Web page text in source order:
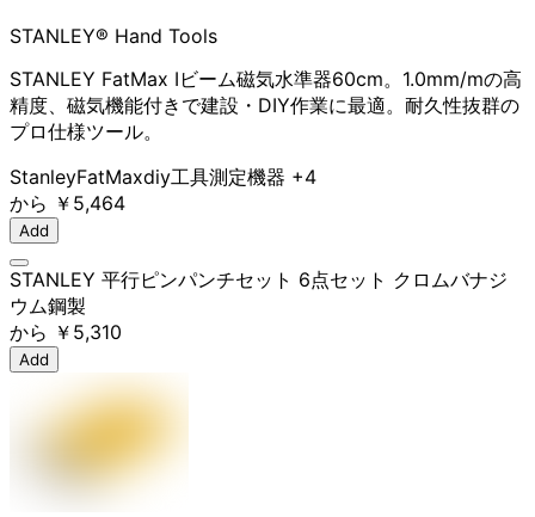
STANLEY® Hand Tools
STANLEY FatMax Iビーム磁気水準器60cm。1.0mm/mの高
精度、磁気機能付きで建設・DIY作業に最適。耐久性抜群の
プロ仕様ツール。
StanleyFatMaxdiy工具測定機器 +4
から ￥5,464
Add
STANLEY 平行ピンパンチセット 6点セット クロムバナジ
ウム鋼製
から ￥5,310
Add